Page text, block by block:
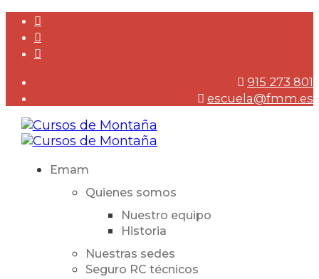
915 273 801
escuela@fmm.es
Emam
Quienes somos
Nuestro equipo
Historia
Nuestras sedes
Seguro RC técnicos